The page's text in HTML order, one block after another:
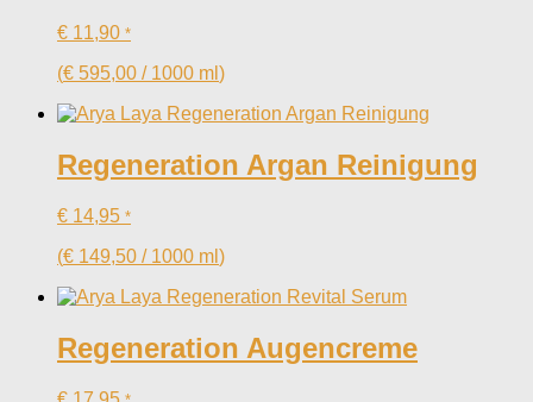
€ 11,90 *
(€ 595,00 / 1000 ml )
Regeneration Argan Reinigung
€ 14,95 *
(€ 149,50 / 1000 ml )
Regeneration Augencreme